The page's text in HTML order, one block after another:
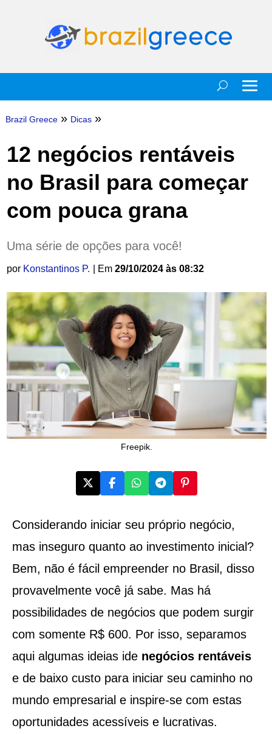
Brazil Greece » Dicas »
12 negócios rentáveis
no Brasil para começar
com pouca grana
Uma série de opções para você!
por Konstantinos P. | Em 29/10/2024 às 08:32
Freepik.
Considerando iniciar seu próprio negócio,
mas inseguro quanto ao investimento inicial?
Bem, não é fácil empreender no Brasil, disso
provavelmente você já sabe. Mas há
possibilidades de negócios que podem surgir
com somente R$ 600. Por isso, separamos
aqui algumas ideias ide negócios rentáveis
e de baixo custo para iniciar seu caminho no
mundo empresarial e inspire-se com estas
oportunidades acessíveis e lucrativas.